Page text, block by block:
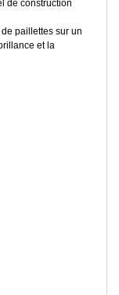
de construction
paillettes sur un
et la